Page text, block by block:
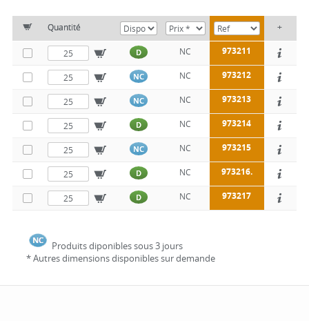
Quantité +
D NC 973211
NC NC 973212
NC NC 973213
D NC 973214
NC NC 973215
D NC 973216.
D NC 973217
Produits diponibles sous 3 jours
* Autres dimensions disponibles sur demande